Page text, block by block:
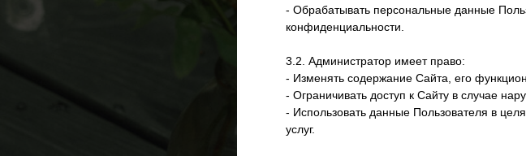
- Обрабатывать персональные данные
конфиденциальности.
3.2. Администратор имеет право:
- Изменять содержание Сайта, его
- Ограничивать доступ к Сайту в случае
- Использовать данные Пользователя в
услуг.